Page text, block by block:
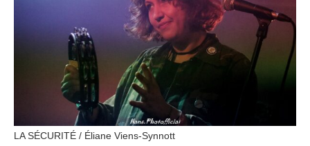
LA SÉCURITÉ / Éliane Viens-Synnott